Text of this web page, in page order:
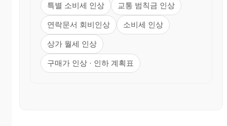
특별 소비세 인상 교통 범칙금 인상
연락문서 회비인상 소비세 인상
상가 월세 인상
구매가 인상 · 인하 계획표